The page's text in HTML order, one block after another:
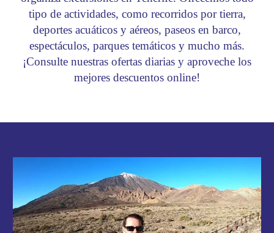
tipo de actividades, como recorridos por tierra,
deportes acuáticos y aéreos, paseos en barco,
espectáculos, parques temáticos y mucho más.
¡Consulte nuestras ofertas diarias y aproveche los
mejores descuentos online!